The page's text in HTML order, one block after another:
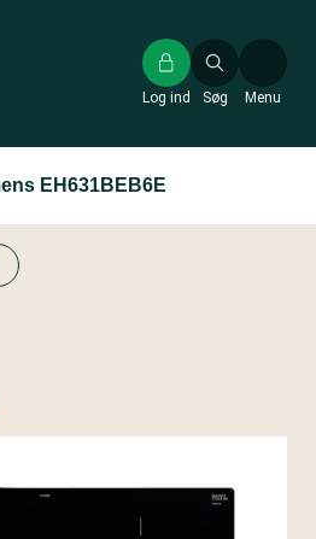
Søg
Log ind Menu
EH631BEB6E